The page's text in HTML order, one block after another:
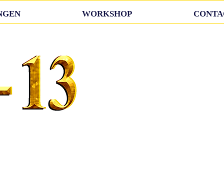
WORKSHOP